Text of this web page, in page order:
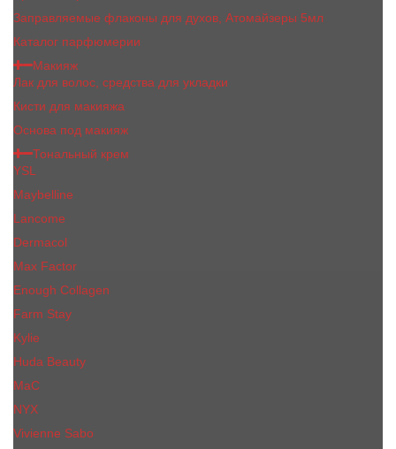
Заправляемые флаконы для духов, Атомайзеры 5мл
Каталог парфюмерии
Макияж
Лак для волос, средства для укладки
Кисти для макияжа
Основа под макияж
Тональный крем
YSL
Maybelline
Lancome
Dermacol
Max Factor
Enough Collagen
Farm Stay
Kylie
Huda Beauty
МаС
NYX
Vivienne Sabo